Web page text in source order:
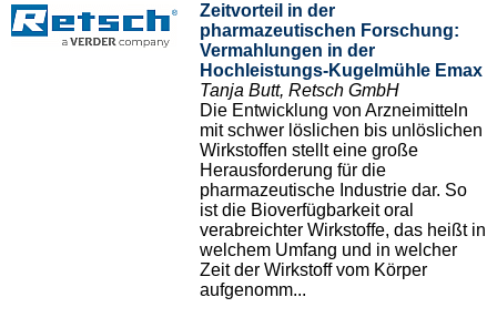
Zeitvorteil in der
pharmazeutischen Forschung:
Vermahlungen in der
Hochleistungs-Kugelmühle Emax
Tanja Butt, Retsch GmbH
Die Entwicklung von Arzneimitteln
mit schwer löslichen bis unlöslichen
Wirkstoffen stellt eine große
Herausforderung für die
pharmazeutische Industrie dar. So
ist die Bioverfügbarkeit oral
verabreichter Wirkstoffe, das heißt in
welchem Umfang und in welcher
Zeit der Wirkstoff vom Körper
aufgenomm...